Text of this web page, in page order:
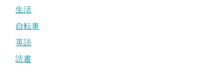
生活
自転車
英語
読書